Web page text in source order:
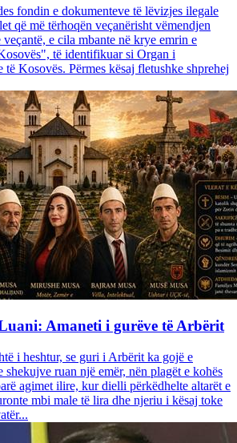
fondin e dokumenteve të lëvizjes ilegale
që më tërhoqën veçanërisht vëmendjen
e cila mbante në krye emrin e
të identifikuar si Organ i
të Kosovës. Përmes kësaj fletushke shprehej
Amaneti i gurëve të Arbërit
i heshtur, se guri i Arbërit ka gojë e
shekujve ruan një emër, nën plagët e kohës
agimet ilire, kur dielli përkëdhelte altarët e
mbi male të lira dhe njeriu i kësaj toke